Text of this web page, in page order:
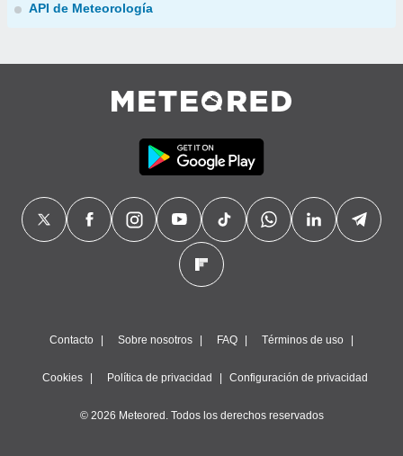
API de Meteorología
Contacto Sobre nosotros FAQ Términos de uso
Cookies Política de privacidad Configuración de privacidad
© 2026 Meteored. Todos los derechos reservados